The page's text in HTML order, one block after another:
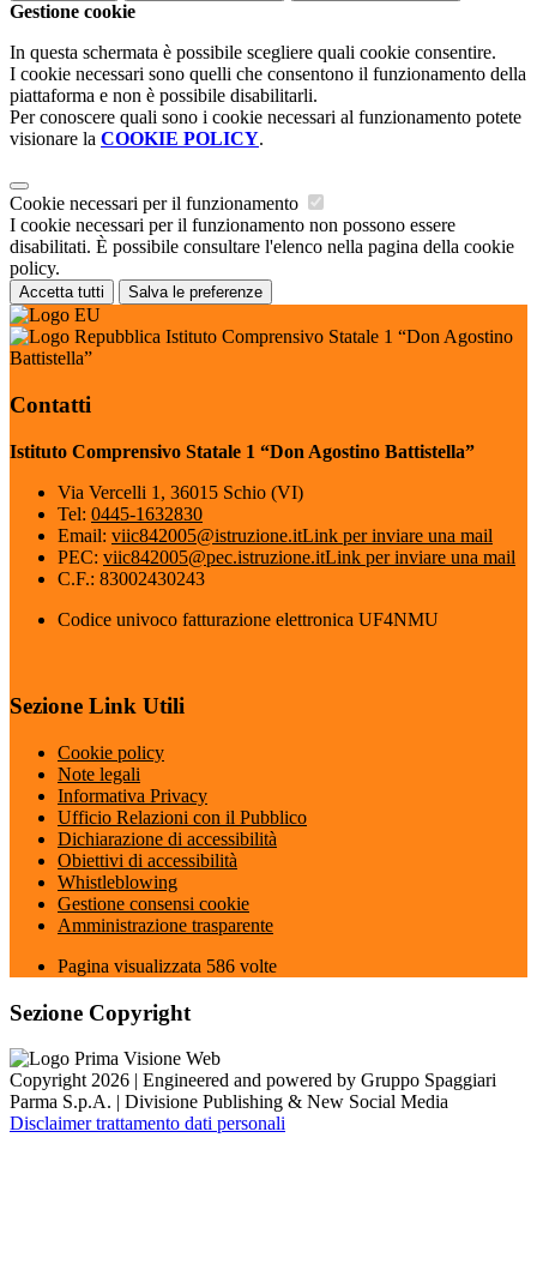
Gestione cookie
In questa schermata è possibile scegliere quali cookie consentire.
I cookie necessari sono quelli che consentono il funzionamento della
piattaforma e non è possibile disabilitarli.
Per conoscere quali sono i cookie necessari al funzionamento potete
visionare la COOKIE POLICY.
Cookie necessari per il funzionamento
I cookie necessari per il funzionamento non possono essere
disabilitati. È possibile consultare l'elenco nella pagina della cookie
policy.
Accetta tutti Salva le preferenze
Istituto Comprensivo Statale 1 “Don Agostino
Battistella”
Contatti
Istituto Comprensivo Statale 1 “Don Agostino Battistella”
Via Vercelli 1, 36015 Schio (VI)
Tel: 0445-1632830
Email: viic842005@istruzione.itLink per inviare una mail
PEC: viic842005@pec.istruzione.itLink per inviare una mail
C.F.: 83002430243
Codice univoco fatturazione elettronica UF4NMU
Sezione Link Utili
Cookie policy
Note legali
Informativa Privacy
Ufficio Relazioni con il Pubblico
Dichiarazione di accessibilità
Obiettivi di accessibilità
Whistleblowing
Gestione consensi cookie
Amministrazione trasparente
Pagina visualizzata 586 volte
Sezione Copyright
Copyright 2026 | Engineered and powered by Gruppo Spaggiari
Parma S.p.A. | Divisione Publishing & New Social Media
Disclaimer trattamento dati personali